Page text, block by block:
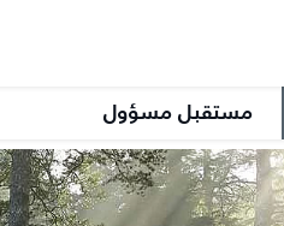
مستقبل مسؤول